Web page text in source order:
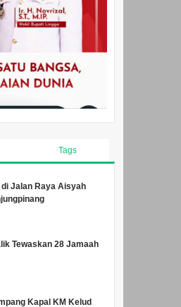
Tags
Jalan Raya Aisyah
Tewaskan 28 Jamaah
Kapal KM Kelud